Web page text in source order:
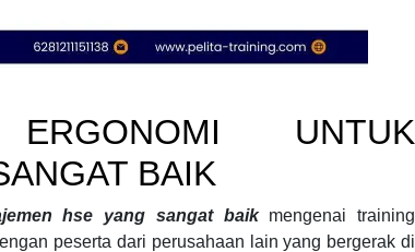
UNTUK
BAIK
hse yang sangat baik mengenaitraining
peserta dari perusahaan lain yang bergerak di